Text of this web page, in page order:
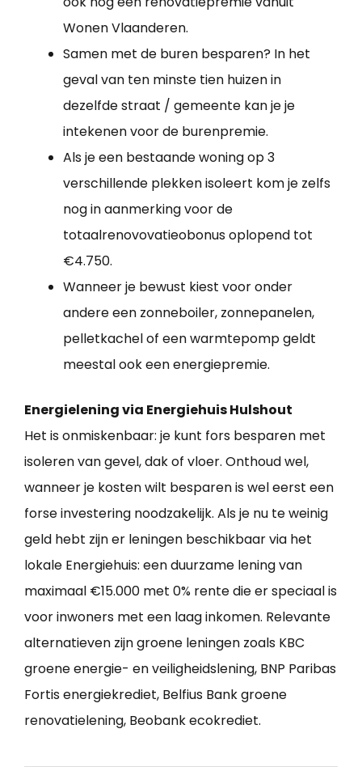
Wonen Vlaanderen.
Samen met de buren besparen? In het
geval van ten minste tien huizen in
dezelfde straat / gemeente kan je je
intekenen voor de burenpremie.
Als je een bestaande woning op 3
verschillende plekken isoleert kom je zelfs
nog in aanmerking voor de
totaalrenovovatieobonus oplopend tot
€4.750.
Wanneer je bewust kiest voor onder
andere een zonneboiler, zonnepanelen,
pelletkachel of een warmtepomp geldt
meestal ook een energiepremie.
Energielening via Energiehuis Hulshout
Het is onmiskenbaar: je kunt fors besparen met
isoleren van gevel, dak of vloer. Onthoud wel,
wanneer je kosten wilt besparen is wel eerst een
forse investering noodzakelijk. Als je nu te weinig
geld hebt zijn er leningen beschikbaar via het
lokale Energiehuis: een duurzame lening van
maximaal €15.000 met 0% rente die er speciaal is
voor inwoners met een laag inkomen. Relevante
alternatieven zijn groene leningen zoals KBC
groene energie- en veiligheidslening, BNP Paribas
Fortis energiekrediet, Belfius Bank groene
renovatielening, Beobank ecokrediet.